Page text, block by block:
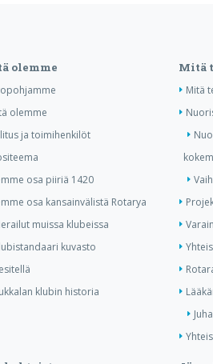
olemme
olemme
ja toimihenkilöt
osa piiriä 1420
osa kansainvälistä Rotarya
muissa klubeissa
kuvasto
klubin historia
Mitä
Mitä